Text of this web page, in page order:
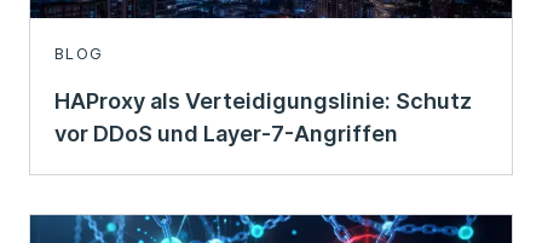
BLOG
HAProxy als Verteidigungslinie: Schutz
vor DDoS und Layer-7-Angriffen